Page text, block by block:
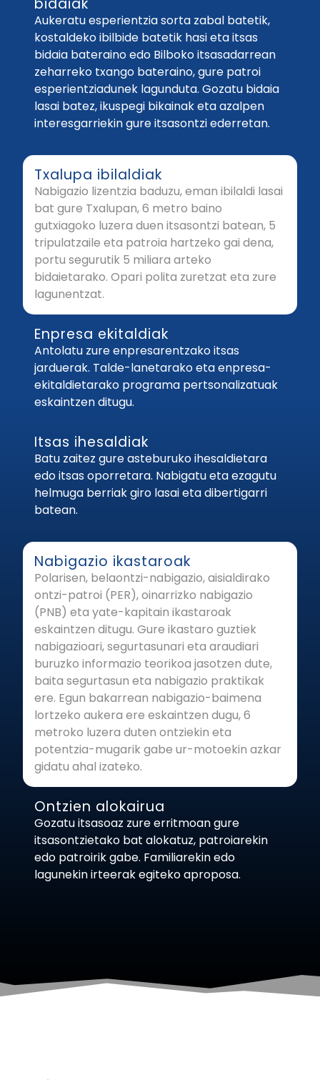
bidaiak
Aukeratu esperientzia sorta zabal batetik,
kostaldeko ibilbide batetik hasi eta itsas
bidaia bateraino edo Bilboko itsasadarrean
zeharreko txango bateraino, gure patroi
esperientziadunek lagunduta. Gozatu bidaia
lasai batez, ikuspegi bikainak eta azalpen
interesgarriekin gure itsasontzi ederretan.
Txalupa ibilaldiak
Nabigazio lizentzia baduzu, eman ibilaldi lasai
bat gure Txalupan, 6 metro baino
gutxiagoko luzera duen itsasontzi batean, 5
tripulatzaile eta patroia hartzeko gai dena,
portu segurutik 5 miliara arteko
bidaietarako. Opari polita zuretzat eta zure
lagunentzat.
Enpresa ekitaldiak
Antolatu zure enpresarentzako itsas
jarduerak. Talde-lanetarako eta enpresa-
ekitaldietarako programa pertsonalizatuak
eskaintzen ditugu.
Itsas ihesaldiak
Batu zaitez gure asteburuko ihesaldietara
edo itsas oporretara. Nabigatu eta ezagutu
helmuga berriak giro lasai eta dibertigarri
batean.
Nabigazio ikastaroak
Polarisen, belaontzi-nabigazio, aisialdirako
ontzi-patroi (PER), oinarrizko nabigazio
(PNB) eta yate-kapitain ikastaroak
eskaintzen ditugu. Gure ikastaro guztiek
nabigazioari, segurtasunari eta araudiari
buruzko informazio teorikoa jasotzen dute,
baita segurtasun eta nabigazio praktikak
ere. Egun bakarrean nabigazio-baimena
lortzeko aukera ere eskaintzen dugu, 6
metroko luzera duten ontziekin eta
potentzia-mugarik gabe ur-motoekin azkar
gidatu ahal izateko.
Ontzien alokairua
Gozatu itsasoaz zure erritmoan gure
itsasontzietako bat alokatuz, patroiarekin
edo patroirik gabe. Familiarekin edo
lagunekin irteerak egiteko aproposa.